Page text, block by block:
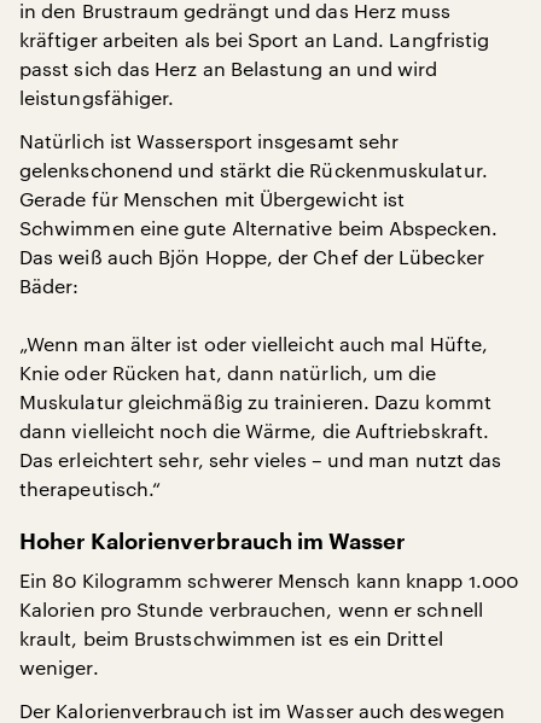
in den Brustraum gedrängt und das Herz muss
kräftiger arbeiten als bei Sport an Land. Langfristig
passt sich das Herz an Belastung an und wird
leistungsfähiger.
Natürlich ist Wassersport insgesamt sehr
gelenkschonend und stärkt die Rückenmuskulatur.
Gerade für Menschen mit Übergewicht ist
Schwimmen eine gute Alternative beim Abspecken.
Das weiß auch Bjön Hoppe, der Chef der Lübecker
Bäder:
„Wenn man älter ist oder vielleicht auch mal Hüfte,
Knie oder Rücken hat, dann natürlich, um die
Muskulatur gleichmäßig zu trainieren. Dazu kommt
dann vielleicht noch die Wärme, die Auftriebskraft.
Das erleichtert sehr, sehr vieles – und man nutzt das
therapeutisch.“
Hoher Kalorienverbrauch im Wasser
Ein 80 Kilogramm schwerer Mensch kann knapp 1.000
Kalorien pro Stunde verbrauchen, wenn er schnell
krault, beim Brustschwimmen ist es ein Drittel
weniger.
Der Kalorienverbrauch ist im Wasser auch deswegen